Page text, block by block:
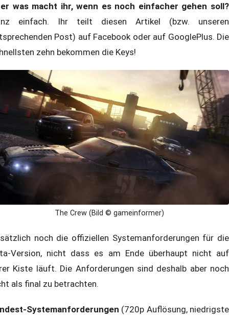
was macht ihr, wenn es noch einfacher gehen soll?
einfach. Ihr teilt diesen Artikel (bzw. unseren
Post) auf Facebook oder auf GooglePlus. Die
zehn bekommen die Keys!
The Crew (Bild © gameinformer)
noch die offiziellen Systemanforderungen für die
Version, nicht dass es am Ende überhaupt nicht auf
Kiste läuft. Die Anforderungen sind deshalb aber noch
als final zu betrachten.
Systemanforderungen (720p Auflösung, niedrigste